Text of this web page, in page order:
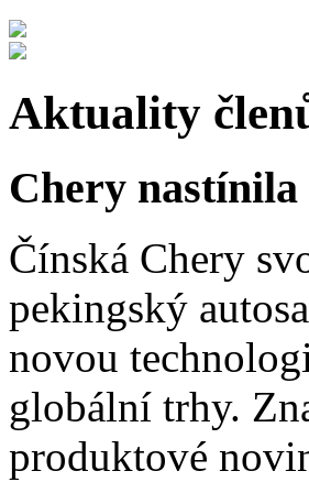
Aktuality
Chery
Čínská Chery
pekingský
novou
globální trhy.
produktové